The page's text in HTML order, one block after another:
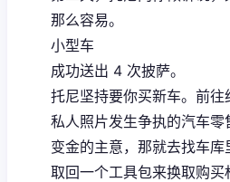
那么容易。
小型车
成功送出 4 次披萨。
托尼坚持要你买新车。前
私人照片发生争执的汽车
变金的主意，那就去找车
取回一个工具包来换取购买